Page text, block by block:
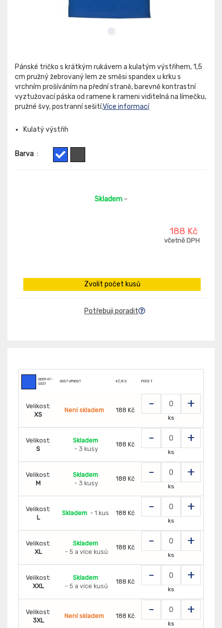
Pánské tričko s krátkým rukávem a kulatým výstřihem, 1,5
cm pružný žebrovaný lem ze směsi spandex u krku s
vrchním prošíváním na přední straně, barevně kontrastní
vyztužovací páska od ramene k rameni viditelná na límečku,
pružné švy, postranní sešití.Více informací
Kulatý výstřih
Barva :
Skladem -
188 Kč
včetně DPH
Zvolit počet kusů
Potřebuji poradit
000947-
0337
DOSTUPNOST KČ/KS: POČET
Velikost:
XS
Není skladem 188 Kč - +
ks
Velikost:
S
Skladem
- 3 kusy
188 Kč - +
ks
Velikost:
M
Skladem
- 3 kusy
188 Kč - +
ks
Velikost:
L
Skladem - 1 kus 188 Kč - +
ks
Velikost:
XL
Skladem
- 5 a více kusů
188 Kč - +
ks
Velikost:
XXL
Skladem
- 5 a více kusů
188 Kč - +
ks
Velikost:
3XL
Není skladem 188 Kč - +
ks